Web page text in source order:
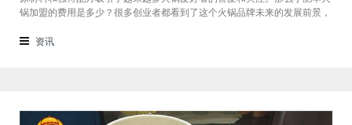
锅加盟的费用是多少？很多创业者都看到了这个火锅品牌未来的发展前景，
小编带大家一起了解小肥羊火锅加盟的费用情况让创业者拥有更多信息。创
资讯